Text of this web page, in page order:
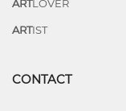
ARTLOVER
ARTIST
CONTACT